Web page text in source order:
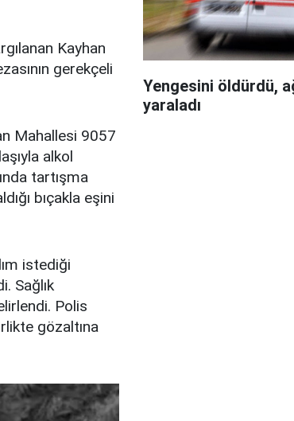
Kayhan
gerekçeli
Mahallesi 9057
alkol
tartışma
bıçakla eşini
istediği
Sağlık
Polis
gözaltına
Yengesini öldürdü,
yaraladı